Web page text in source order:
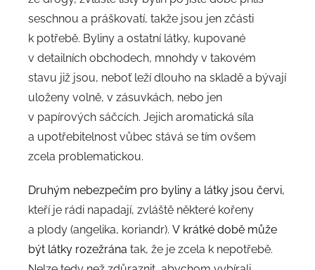
seschnou a práškovatí, takže jsou jen zčásti
k potřebě. Byliny a ostatní látky, kupované
v detailních obchodech, mnohdy v takovém
stavu již jsou, neboť leží dlouho na skladě a bývají
uloženy volně, v zásuvkách, nebo jen
v papírových sáčcích. Jejich aromatická síla
a upotřebitelnost vůbec stává se tím ovšem
zcela problematickou.
Druhým nebezpečím pro byliny a látky jsou červi,
kteří je rádi napadají, zvláště některé kořeny
a plody (angelika, koriandr). V krátké době může
být látky rozežrána tak, že je zcela k nepotřebě.